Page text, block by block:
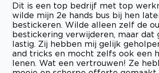
Dit is een top bedrijf met top
wilde mijn 2e hands bus bij hen
bestickeren. Wilde alleen zelf de
bestickering verwijderen, maar dat
lastig. Zij hebben mij gelijk
and tricks en mocht zelfs ook een
lenen. Wat een vertrouwen! Ze